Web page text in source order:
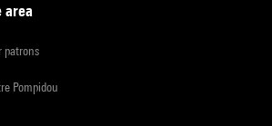
area
patrons
Pompidou